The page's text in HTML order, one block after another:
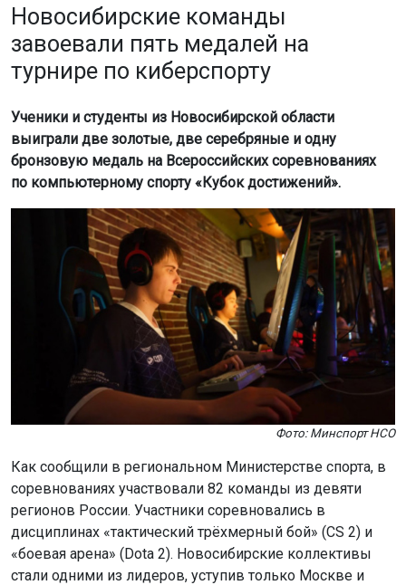
Новосибирские команды
завоевали пять медалей на
турнире по киберспорту
Ученики и студенты из Новосибирской области
выиграли две золотые, две серебряные и одну
бронзовую медаль на Всероссийских соревнованиях
по компьютерному спорту «Кубок достижений».
Фото: Минспорт НСО
Как сообщили в региональном Министерстве спорта, в
соревнованиях участвовали 82 команды из девяти
регионов России. Участники соревновались в
дисциплинах «тактический трёхмерный бой» (CS 2) и
«боевая арена» (Dota 2). Новосибирские коллективы
стали одними из лидеров, уступив только Москве и